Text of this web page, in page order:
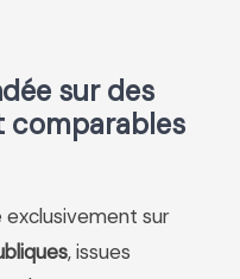
sur des
comparables
exclusivement sur
, issues